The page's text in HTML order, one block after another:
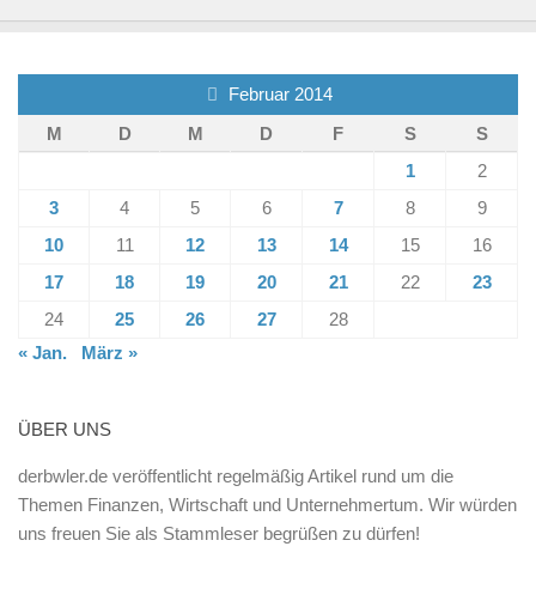
Februar 2014
M
D M D F S
S
1
2
3
4 5 6 7 8
9
10
11 12 13 14 15
16
17
18 19 20 21 22
23
24
25 26 27
28
« Jan.
März »
ÜBER UNS
derbwler.de veröffentlicht regelmäßig Artikel rund um die
Themen Finanzen, Wirtschaft und Unternehmertum. Wir würden
uns freuen Sie als Stammleser begrüßen zu dürfen!